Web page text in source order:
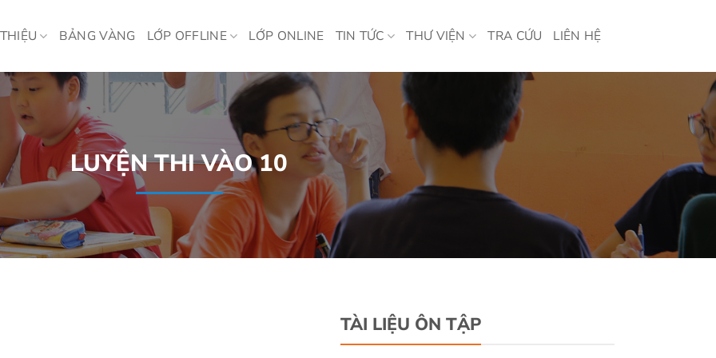
BẢNG VÀNG LỚP OFFLINE LỚP ONLINE TIN TỨC THƯ VIỆN TRA CỨU LIÊN HỆ
LUYỆN THI VÀO 10
TÀI LIỆU ÔN TẬP